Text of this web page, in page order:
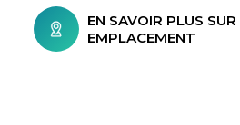
EN SAVOIR PLUS SUR
EMPLACEMENT